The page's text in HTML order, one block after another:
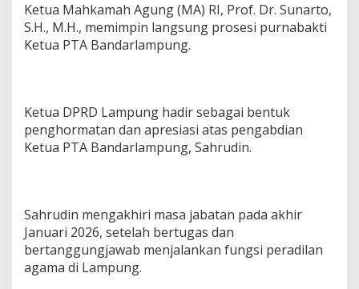
n
d
p
u
n
Ketua Mahkamah Agung (MA) RI, Prof. Dr. Sunarto,
S.H., M.H., memimpin langsung prosesi purnabakti
Ketua PTA Bandarlampung.
Ketua DPRD Lampung hadir sebagai bentuk
penghormatan dan apresiasi atas pengabdian
Ketua PTA Bandarlampung, Sahrudin.
Sahrudin mengakhiri masa jabatan pada akhir
Januari 2026, setelah bertugas dan
bertanggungjawab menjalankan fungsi peradilan
agama di Lampung.